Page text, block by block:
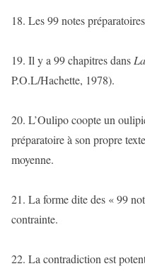
18. Les 99 notes
19. Il y a 99 chapitres dans
P.O.L/Hachette, 1978).
20. L’Oulipo coopte un
préparatoire à son propre
moyenne.
21. La forme dite des « 99
contrainte.
22. La contradiction est